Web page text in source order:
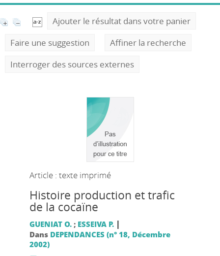
Ajouter le résultat dans votre panier
Faire une suggestion
Affiner la recherche
Interroger des sources externes
Article : texte imprimé
Histoire production et trafic
de la cocaïne
GUENIAT O.; ESSEIVA P. |
Dans DEPENDANCES (n° 18, Décembre
2002)